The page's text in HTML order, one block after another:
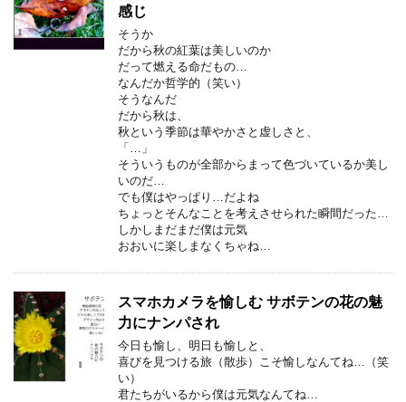
感じ
そうか
だから秋の紅葉は美しいのか
だって燃える命だもの…
なんだか哲学的（笑い）
そうなんだ
だから秋は、
秋という季節は華やかさと虚しさと、
「…」
そういうものが全部からまって色づいているか美し
いのだ…
でも僕はやっぱり…だよね
ちょっとそんなことを考えさせられた瞬間だった…
しかしまだまだ僕は元気
おおいに楽しまなくちゃね…
スマホカメラを愉しむ サボテンの花の魅
力にナンパされ
今日も愉し、明日も愉しと、
喜びを見つける旅（散歩）こそ愉しなんてね…（笑
い）
君たちがいるから僕は元気なんてね…